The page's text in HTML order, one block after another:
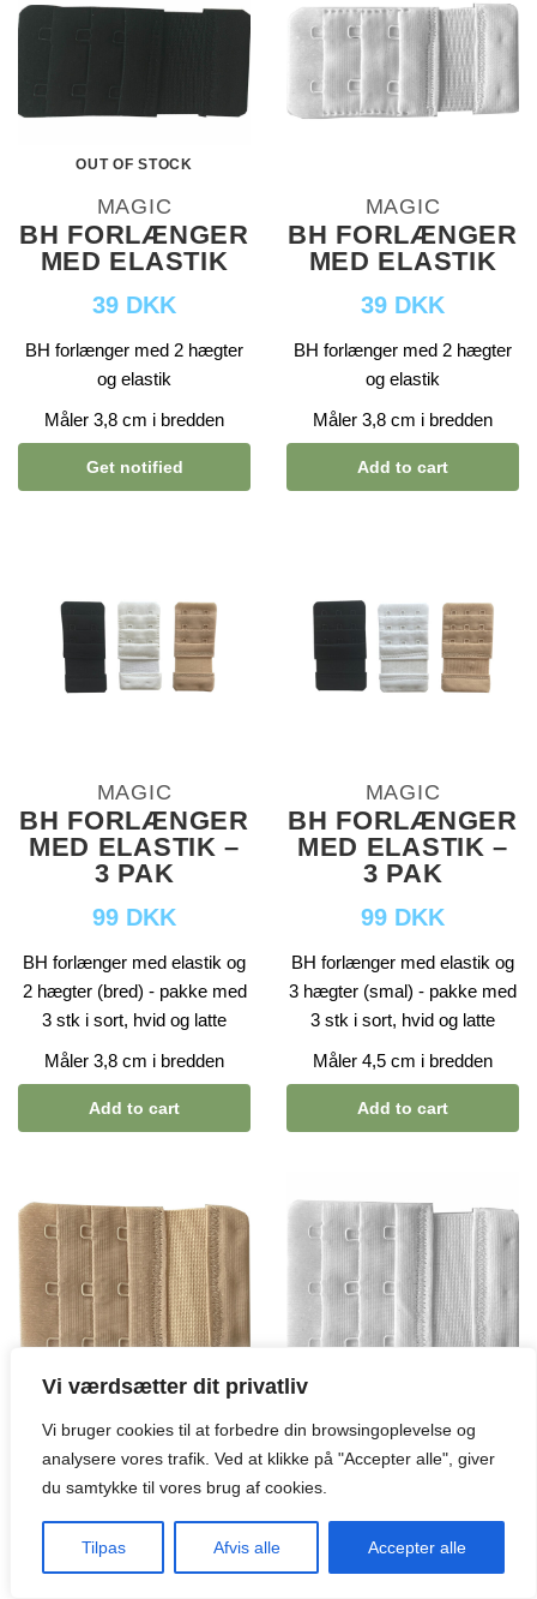
Vi værdsætter dit privatliv
Vi bruger cookies til at forbedre din browsingoplevelse og
analysere vores trafik. Ved at klikke på "Accepter alle", giver
du samtykke til vores brug af cookies.
Tilpas Afvis alle Accepter alle
OUT OF STOCK
MAGIC
BH FORLÆNGER
MED ELASTIK
39 DKK
BH forlænger med 2 hægter
og elastik
Måler 3,8 cm i bredden
Get notified
MAGIC
BH FORLÆNGER
MED ELASTIK
39 DKK
BH forlænger med 2 hægter
og elastik
Måler 3,8 cm i bredden
Add to cart
MAGIC
BH FORLÆNGER
MED ELASTIK –
3 PAK
99 DKK
BH forlænger med elastik og
2 hægter (bred) - pakke med
3 stk i sort, hvid og latte
Måler 3,8 cm i bredden
Add to cart
MAGIC
BH FORLÆNGER
MED ELASTIK –
3 PAK
99 DKK
BH forlænger med elastik og
3 hægter (smal) - pakke med
3 stk i sort, hvid og latte
Måler 4,5 cm i bredden
Add to cart
MAGIC
BH FORLÆNGER
MED ELASTIK
39 DKK
BH forlænger med 3 hægter
MAGIC
BH FORLÆNGER
MED ELASTIK
BH forlænger med 3 hægter